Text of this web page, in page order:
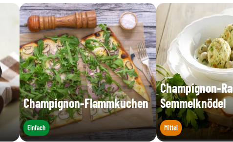
Champignon-Flammkuchen
Einfach
Champignon-
Semmelknödel
Mittel